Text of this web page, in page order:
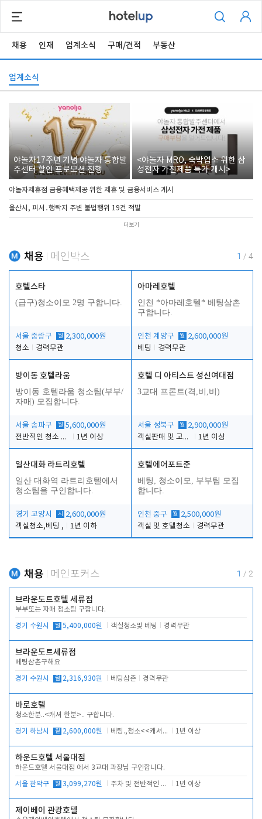
채용 인재 업계소식 구매/견적 부동산
업계소식
야놀자17주년 기념 야놀자 통합발
주센터 할인 프로모션 진행
<야놀자 MRO, 숙박업소 위한 삼
성전자 가전제품 특가 개시>
야놀자제휴점 금융혜택제공 위한 제휴 및 금융서비스 게시
울산시, 피서․행락지 주변 불법행위 19건 적발
더보기
채용 메인박스 1 / 4
호텔스타
(급구)청소이모 2명 구합니다.
서울 중랑구 월 2,300,000원
청소
경력무관
아마레호텔
인천 *아마레호텔* 베팅삼촌
구합니다.
인천 계양구 월 2,600,000원
베팅
경력무관
방이동 호텔라움
방이동 호텔라움 청소팀(부부/
자매) 모집합니다.
서울 송파구 월 5,600,000원
전반적인 청소 업무(객실청소.객실정리)
1년 이상
호텔 디 아티스트 성신여대점
3교대 프론트(격,비,비)
서울 성북구 월 2,900,000원
객실판매 및 고객응대
1년 이상
일산대화 라트리호텔
일산 대화역 라트리호텔에서
청소팀을 구인합니다.
경기 고양시 시
2,600,000원
객실청소,베팅 ,
1년 이하
호텔에어포트준
베팅, 청소이모, 부부팀 모집
합니다.
인천 중구 월 2,500,000원
객실 및 호텔청소
경력무관
채용 메인포커스 1 / 2
브라운도트호텔 세류점
부부또는 자매 청소팀 구합니다.
경기 수원시 월 5,400,000원 객실청소및 베팅 경력무관
브라운도트세류점
베팅삼촌구해요
경기 수원시 월 2,316,930원 베팅삼촌 경력무관
바로호텔
청소한분..<캐셔 한분>.. 구합니다.
경기 하남시 월 2,600,000원 베팅.,청소<<캐셔 모셔봅니다. 1년 이상
하운드호텔 서울대점
하운드호텔 서울대점 에서 3교대 과장님 구인합니다.
서울 관악구 월 3,099,270원 주차 및 전반적인 당번업무 1년 이상
제이베이 관광호텔